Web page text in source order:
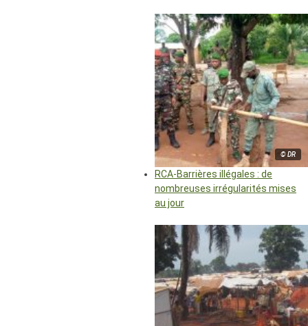
© DR
RCA-Barrières illégales : de
nombreuses irrégularités mises
au jour